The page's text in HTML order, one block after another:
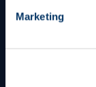
Marketing